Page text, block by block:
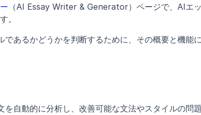
（AI Essay Writer & Generator）ページで、AIエッ
。
あるかどうかを判断するために、その概要と機能に
自動的に分析し、改善可能な文法やスタイルの問題